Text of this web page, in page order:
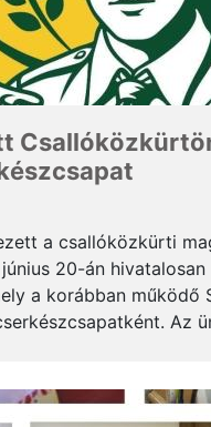
a csallóközkürti
20-án
a korábban működő
Az